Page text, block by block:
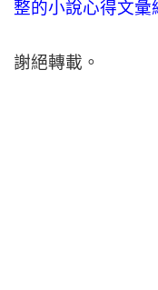
整的小說心得文彙
謝絕轉載。